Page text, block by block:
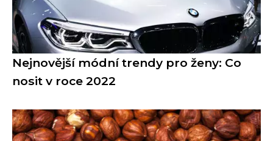
Nejnovější módní trendy pro ženy: Co
nosit v roce 2022